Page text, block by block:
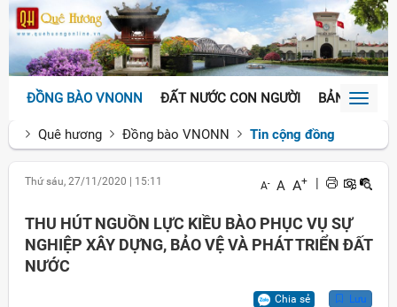
ĐỒNG BÀO VNONN ĐẤT NƯỚC CON NGƯỜI BẢN SẮCToggle
Quê hương
Đồng bào VNONN Tin cộng đồng
Thứ sáu, 27/11/2020 15:11 A- A A+
THU HÚT NGUỒN LỰC KIỀU BÀO PHỤC VỤ SỰ
NGHIỆP XÂY DỰNG, BẢO VỆ VÀ PHÁT TRIỂN ĐẤT
NƯỚC
Chia sẻ Lưu